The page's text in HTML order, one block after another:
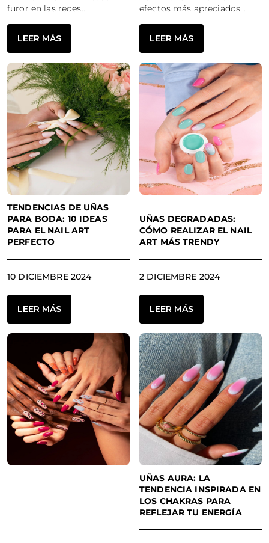
furor en las redes...
LEER MÁS
efectos más apreciados...
LEER MÁS
TENDENCIAS DE UÑAS
PARA BODA: 10 IDEAS
PARA EL NAIL ART
PERFECTO
10 DICIEMBRE 2024
LEER MÁS
UÑAS DEGRADADAS:
CÓMO REALIZAR EL NAIL
ART MÁS TRENDY
2 DICIEMBRE 2024
LEER MÁS
UÑAS AURA: LA
TENDENCIA INSPIRADA EN
LOS CHAKRAS PARA
REFLEJAR TU ENERGÍA